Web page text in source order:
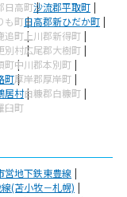
日高町沙流郡平取町
も町日高郡新ひだか町
追町 上川郡新得町
別村広尾郡大樹町
町中川郡本別町
町厚岸郡厚岸町
居村白糠郡白糠町
臼町
営地下鉄東豊線
(苫小牧－札幌)